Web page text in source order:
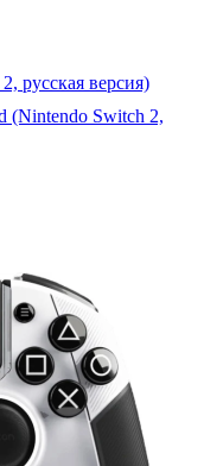
русская версия)
(Nintendo Switch 2,